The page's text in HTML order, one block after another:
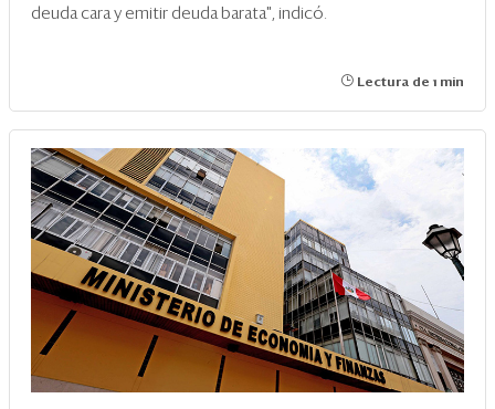
deuda cara y emitir deuda barata", indicó.
Lectura de 1 min